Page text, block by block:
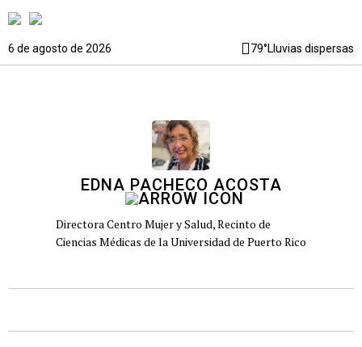
6 de agosto de 2026 79°Lluvias dispersas
EDNA PACHECO ACOSTA
Directora Centro Mujer y Salud, Recinto de
Ciencias Médicas de la Universidad de Puerto Rico